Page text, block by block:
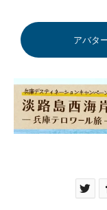
アバタ